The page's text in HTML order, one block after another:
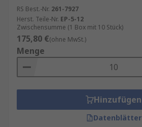
RS Best.-Nr. 261-7927
Herst. Teile-Nr. EP-5-12
Zwischensumme (1 Box mit 10 Stück)
175,80 €(ohne MwSt.)
Menge
Hinzufügen
Datenblätter